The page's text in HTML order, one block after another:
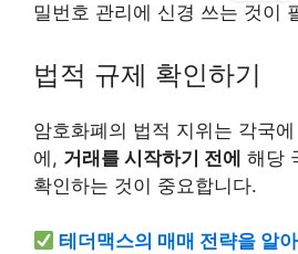
밀번호 관리에 신경 쓰는 것이
법적 규제 확인하기
암호화폐의 법적 지위는 각국
에, 거래를 시작하기 전에 해당
확인하는 것이 중요합니다.
테더맥스의 매매 전략을 알